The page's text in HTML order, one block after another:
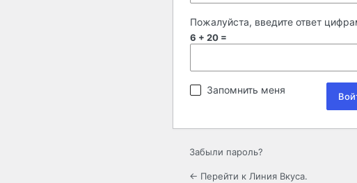
Пожалуйста, введите ответ
6 + 20 =
Запомнить меня
Забыли пароль?
← Перейти к Линия Вкуса.